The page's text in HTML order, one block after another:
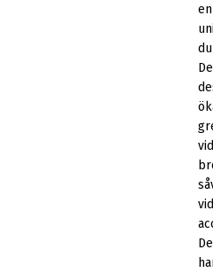
en
vid
vid